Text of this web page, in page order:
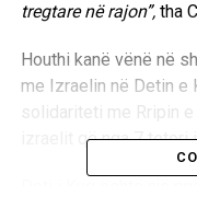
tregtare në rajon”,tha
Houthi kanë vënë në
me Izraelin në Detin e
solidariteti me Rripin
izraelit që nga 7 tetori